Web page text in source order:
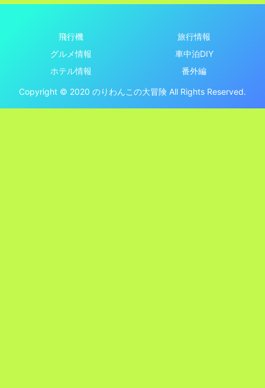
飛行機
旅行情報
グルメ情報
車中泊DIY
ホテル情報
番外編
Copyright © 2020 のりわんこの大冒険 All Rights Reserved.